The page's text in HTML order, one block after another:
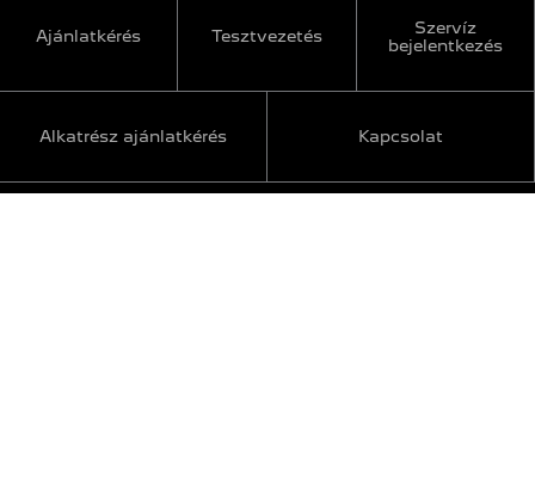
Ajánlatkérés Tesztvezetés
Szervíz
bejelentkezés
Alkatrész ajánlatkérés Kapcsolat